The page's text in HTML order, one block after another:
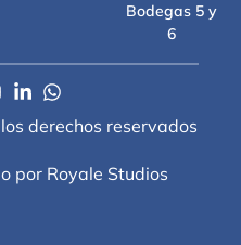
Bodegas 5 y
6
derechos reservados
por Royale Studios